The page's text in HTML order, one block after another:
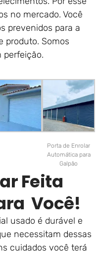
no mercado. Você
prevenidos para a
produto. Somos
perfeição.
Porta de Enrolar
Automática para
Galpão
Feita
Você!
usado é durável e
necessitam dessas
cuidados você terá